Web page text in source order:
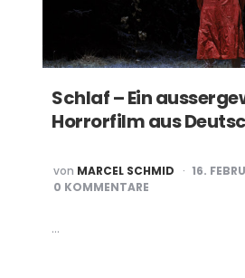
Schlaf – Ein
Horrorfilm aus
POSTED
BY
von MARCEL SCHMID
16.
0 KOMMENTARE
…